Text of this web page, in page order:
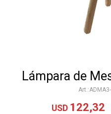
Lámpara de
USD 122,32